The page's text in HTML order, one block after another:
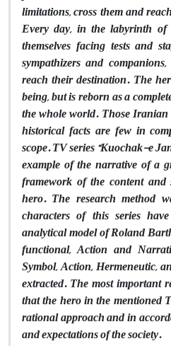
limitations, cross them and
Every day, in the labyrinth
themselves facing tests and
sympathizers and
reach their destination. The
being, but is reborn as a
the whole world. Those
historical facts are few in
scope. TV series “Kuochak-e
example of the narrative of a
framework of the content
hero. The research method
characters of this series
analytical model of Roland
functional, Action and
Symbol, Action, Hermeneutic,
extracted. The most important
that the hero in the mentioned
rational approach and in
and expectations of the society.